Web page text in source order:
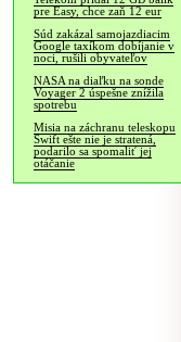
pre Easy, chce zaň 12 eur
Súd zakázal samojazdiacim
Google taxíkom dobíjanie v
noci, rušili obyvateľov
NASA na diaľku na sonde
Voyager 2 úspešne znížila
spotrebu
Misia na záchranu teleskopu
Swift ešte nie je stratená,
podarilo sa spomaliť jej
otáčanie